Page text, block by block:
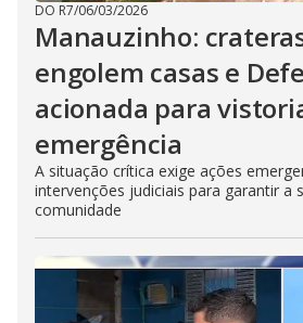
DO R7/06/03/2026
Manauzinho:
engolem casas e
acionada para
emergência
A situação crítica exige ações
intervenções judiciais para garantir a
comunidade